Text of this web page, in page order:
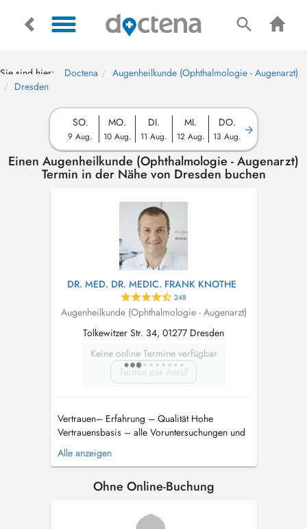
Sie sind hier: Doctena
Augenheilkunde (Ophthalmologie - Augenarzt)
Dresden
SO.
9 Aug.
MO.
10 Aug.
DI.
11 Aug.
MI.
12 Aug.
DO.
13 Aug.
Einen Augenheilkunde (Ophthalmologie - Augenarzt)
Termin in der Nähe von Dresden buchen
DR. MED. DR. MEDIC. FRANK KNOTHE
248
Augenheilkunde (Ophthalmologie - Augenarzt)
Tolkewitzer Str. 34, 01277 Dresden
Keine online Termine verfügbar
Termin per Anruf
Vertrauen– Erfahrung – Qualität Hohe
Vertrauensbasis – alle Voruntersuchungen und
Operationen werden vom Operateur, Herrn Dr.
med. Frank Knothe persönlich durchgeführt. Er
Chirurgie seit über 25 Jahren und in der
Alle anzeigen
Ohne Online-Buchung